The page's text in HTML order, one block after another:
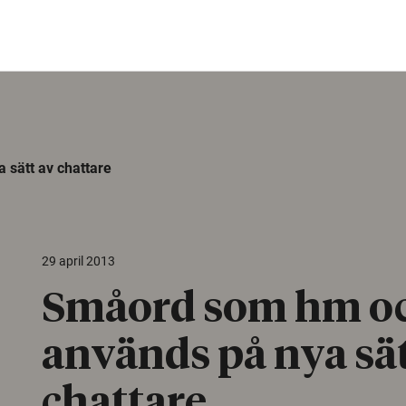
sätt av chattare
29 april 2013
Småord som hm
används på nya